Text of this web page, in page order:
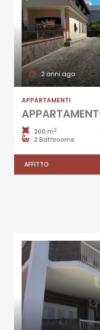
2 anni ago
APPARTAMENTI
200 m2
2 Bathrooms
AFFITTO